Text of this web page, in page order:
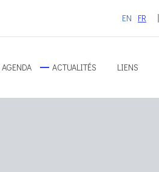
EN FR
AGENDA ACTUALITÉS LIENS